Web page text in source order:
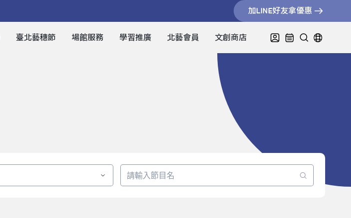
加LINE好友拿優惠
臺北藝穗節 場館服務 學習推廣 北藝會員 文創商店